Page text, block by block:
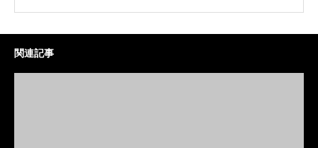
関連記事